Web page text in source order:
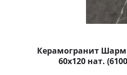
Керамогранит
60x120 нат.